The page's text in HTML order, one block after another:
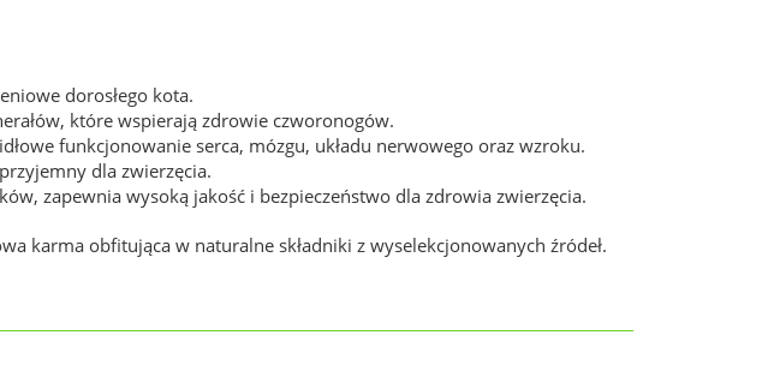
dorosłego kota.
które wspierają zdrowie czworonogów.
funkcjonowanie serca, mózgu, układu nerwowego oraz wzroku.
dla zwierzęcia.
zapewnia wysoką jakość i bezpieczeństwo dla zdrowia zwierzęcia.
karma obfitująca w naturalne składniki z wyselekcjonowanych źródeł.